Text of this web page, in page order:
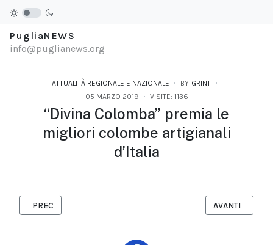
PugliaNEWS
info@puglianews.org
ATTUALITÀ REGIONALE E NAZIONALE BY GRINT
05 MARZO 2019
VISITE: 1136
“Divina Colomba” premia le
migliori colombe artigianali
d’Italia
ARTICOLO PRECEDENTE: LA FABBRICA DEI SOGNI PRESENTA
PREC ARTICOLO
AVANTI